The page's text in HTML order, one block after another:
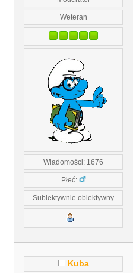
Weteran
Wiadomości: 1676
Płeć:
Subiektywnie obiektywny
Kuba